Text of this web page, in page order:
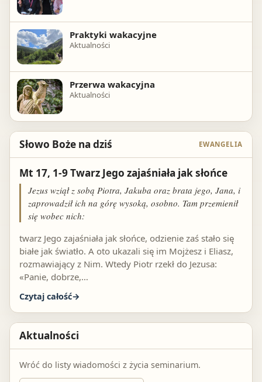
Praktyki wakacyjne
Aktualności
Przerwa wakacyjna
Aktualności
Słowo Boże na dziś EWANGELIA
Mt 17, 1-9 Twarz Jego zajaśniała jak słońce
Jezus wziął z sobą Piotra, Jakuba oraz brata jego, Jana, i
zaprowadził ich na górę wysoką, osobno. Tam przemienił
się wobec nich:
twarz Jego zajaśniała jak słońce, odzienie zaś stało się
białe jak światło. A oto ukazali się im Mojżesz i Eliasz,
rozmawiający z Nim. Wtedy Piotr rzekł do Jezusa:
«Panie, dobrze,…
Czytaj całość
Aktualności
Wróć do listy wiadomości z życia seminarium.